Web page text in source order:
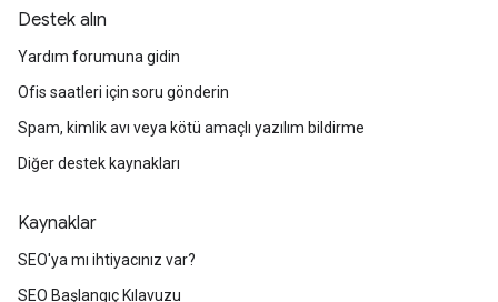
Destek alın
Yardım forumuna gidin
Ofis saatleri için soru gönderin
Spam, kimlik avı veya kötü amaçlı yazılım bildirme
Diğer destek kaynakları
Kaynaklar
SEO'ya mı ihtiyacınız var?
SEO Başlangıç Kılavuzu